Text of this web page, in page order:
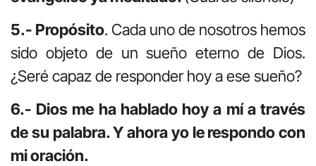
5.- Propósito. Cada uno de nosotros hemos
sido objeto de un sueño eterno de Dios.
¿Seré capaz de responder hoy a ese sueño?
6.- Dios me ha hablado hoy a mí a través
de su palabra. Y ahora yo le respondo con
mi oración.